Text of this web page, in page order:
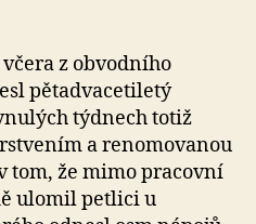
z obvodního
pětadvacetiletý
týdnech totiž
a renomovanou
tom, že mimo pracovní
ulomil petlici u